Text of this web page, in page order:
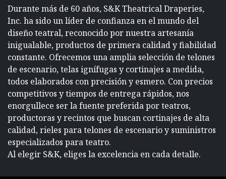
Durante más de 60 años, S&K Theatrical Draperies,
Inc. ha sido un líder de confianza en el mundo del
diseño teatral, reconocido por nuestra artesanía
inigualable, productos de primera calidad y fiabilidad
constante. Ofrecemos una amplia selección de telones
de escenario, telas ignífugas y cortinajes a medida,
todos elaborados con precisión y esmero. Con precios
competitivos y tiempos de entrega rápidos, nos
enorgullece ser la fuente preferida por teatros,
productoras y recintos que buscan cortinajes de alta
calidad, rieles para telones de escenario y suministros
especializados para teatro.
Al elegir S&K, eliges la excelencia en cada detalle.